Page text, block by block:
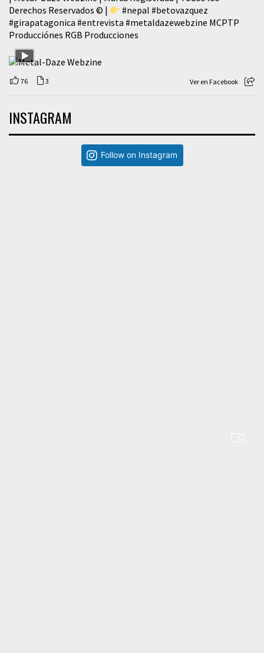
Derechos Reservados © |
#nepal #betovazquez
#girapatagonica #entrevista #metaldazewebzine MCPTP
Producciónes RGB Producciones
76 3 Ver en Facebook
INSTAGRAM
Follow on Instagram